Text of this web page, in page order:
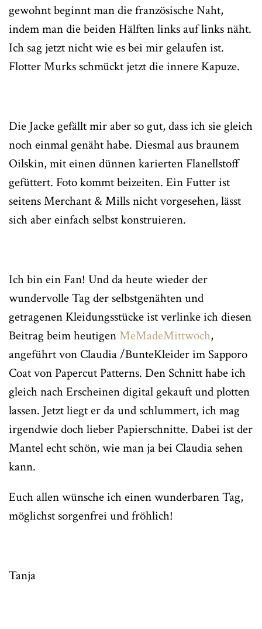
gewohnt beginnt man die französische Naht,
indem man die beiden Hälften links auf links näht.
Ich sag jetzt nicht wie es bei mir gelaufen ist.
Flotter Murks schmückt jetzt die innere Kapuze.
Die Jacke gefällt mir aber so gut, dass ich sie gleich
noch einmal genäht habe. Diesmal aus braunem
Oilskin, mit einen dünnen karierten Flanellstoff
gefüttert. Foto kommt beizeiten. Ein Futter ist
seitens Merchant & Mills nicht vorgesehen, lässt
sich aber einfach selbst konstruieren.
Ich bin ein Fan! Und da heute wieder der
wundervolle Tag der selbstgenähten und
getragenen Kleidungsstücke ist verlinke ich diesen
Beitrag beim heutigenMeMadeMittwoch,
angeführt von Claudia /BunteKleider im Sapporo
Coat von Papercut Patterns. Den Schnitt habe ich
gleich nach Erscheinen digital gekauft und plotten
lassen. Jetzt liegt er da und schlummert, ich mag
irgendwie doch lieber Papierschnitte. Dabei ist der
Mantel echt schön, wie man ja bei Claudia sehen
kann.
Euch allen wünsche ich einen wunderbaren Tag,
möglichst sorgenfrei und fröhlich!
Tanja